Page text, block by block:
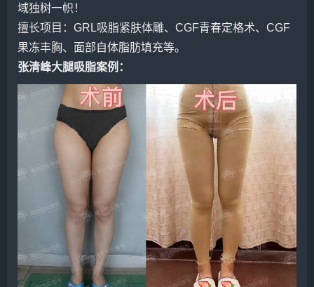
域独树一帜！
擅长项目：GRL吸脂紧肤体雕、CGF青春定格术、CGF
果冻丰胸、面部自体脂肪填充等。
张清峰大腿吸脂案例：